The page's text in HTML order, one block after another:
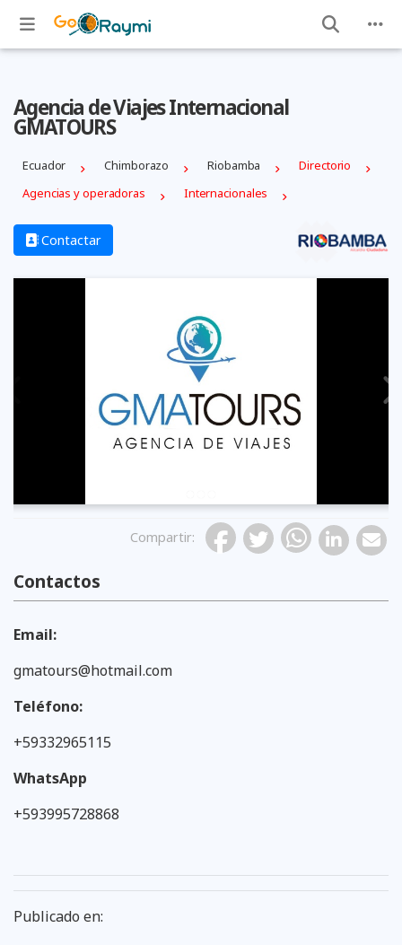
Agencia de Viajes Internacional
GMATOURS
Ecuador Chimborazo Riobamba
Directorio
Agencias y operadoras
Internacionales
Contactar
Previous
Compartir:
Contactos
Email:
gmatours@hotmail.com
Teléfono:
+59332965115
WhatsApp
+593995728868
Publicado en: